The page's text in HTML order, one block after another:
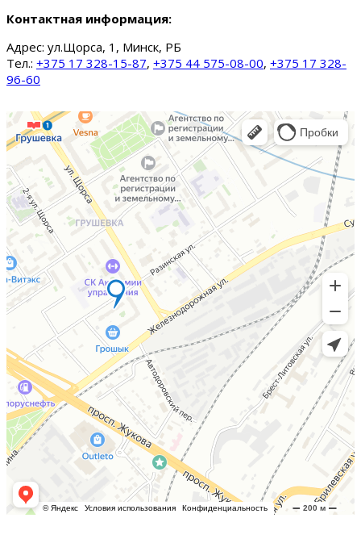
Контактная информация:
Адрес: ул.Щорса, 1, Минск, РБ
Тел.: +375 17 328-15-87, +375 44 575-08-00, +375 17 328-
96-60